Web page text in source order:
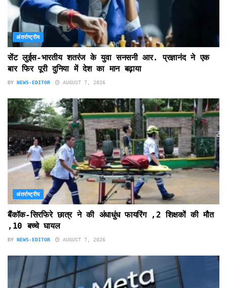
अंतर्राष्ट्रीय
सेंट लुईस-भारतीय शतरंज के युवा सनसनी आर. प्रज्ञानंद ने एक
बार फिर पूरी दुनिया में देश का मान बढ़ाया
BY NEWS-EDITOR AUGUST 7, 2026
अंतर्राष्ट्रीय
बैंकॉक-सिरफिरे छात्र ने की अंधाधुंध फायरिंग ,2 शिक्षकों की मौत
,10 बच्चे घायल
BY NEWS-EDITOR AUGUST 7, 2026